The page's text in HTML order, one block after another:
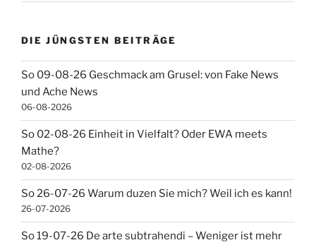
DIE JÜNGSTEN BEITRÄGE
So 09-08-26 Geschmack am Grusel: von Fake News
und Ache News
06-08-2026
So 02-08-26 Einheit in Vielfalt? Oder EWA meets
Mathe?
02-08-2026
So 26-07-26 Warum duzen Sie mich? Weil ich es kann!
26-07-2026
So 19-07-26 De arte subtrahendi – Weniger ist mehr